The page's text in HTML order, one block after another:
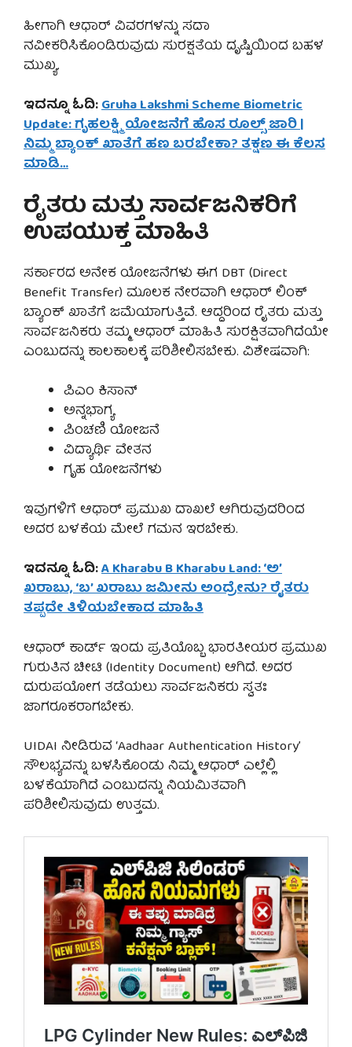
ಹೀಗಾಗಿ ಆಧಾರ್ ವಿವರಗಳನ್ನು ಸದಾ
ನವೀಕರಿಸಿಕೊಂಡಿರುವುದು ಸುರಕ್ಷತೆಯ ದೃಷ್ಟಿಯಿಂದ ಬಹಳ
ಮುಖ್ಯ.
ಇದನ್ನೂ ಓದಿ:Gruha Lakshmi Scheme Biometric
Update: ಗೃಹಲಕ್ಷ್ಮಿ ಯೋಜನೆಗೆ ಹೊಸ ರೂಲ್ಸ್ ಜಾರಿ |
ನಿಮ್ಮ ಬ್ಯಾಂಕ್ ಖಾತೆಗೆ ಹಣ ಬರಬೇಕಾ? ತಕ್ಷಣ ಈ ಕೆಲಸ
ಮಾಡಿ…
ರೈತರು ಮತ್ತು ಸಾರ್ವಜನಿಕರಿಗೆ
ಉಪಯುಕ್ತ ಮಾಹಿತಿ
ಸರ್ಕಾರದ ಅನೇಕ ಯೋಜನೆಗಳು ಈಗ DBT (Direct
Benefit Transfer) ಮೂಲಕ ನೇರವಾಗಿ ಆಧಾರ್ ಲಿಂಕ್
ಬ್ಯಾಂಕ್ ಖಾತೆಗೆ ಜಮೆಯಾಗುತ್ತಿವೆ. ಆದ್ದರಿಂದ ರೈತರು ಮತ್ತು
ಸಾರ್ವಜನಿಕರು ತಮ್ಮ ಆಧಾರ್ ಮಾಹಿತಿ ಸುರಕ್ಷಿತವಾಗಿದೆಯೇ
ಎಂಬುದನ್ನು ಕಾಲಕಾಲಕ್ಕೆ ಪರಿಶೀಲಿಸಬೇಕು. ವಿಶೇಷವಾಗಿ:
ಪಿಎಂ ಕಿಸಾನ್
ಅನ್ನಭಾಗ್ಯ
ಪಿಂಚಣಿ ಯೋಜನೆ
ವಿದ್ಯಾರ್ಥಿ ವೇತನ
ಗೃಹ ಯೋಜನೆಗಳು
ಇವುಗಳಿಗೆ ಆಧಾರ್ ಪ್ರಮುಖ ದಾಖಲೆ ಆಗಿರುವುದರಿಂದ
ಅದರ ಬಳಕೆಯ ಮೇಲೆ ಗಮನ ಇರಬೇಕು.
ಇದನ್ನೂ ಓದಿ:A Kharabu B Kharabu Land: ‘ಅ’
ಖರಾಬು, ‘ಬ’ ಖರಾಬು ಜಮೀನು ಅಂದ್ರೇನು? ರೈತರು
ತಪ್ಪದೇ ತಿಳಿಯಬೇಕಾದ ಮಾಹಿತಿ
ಆಧಾರ್ ಕಾರ್ಡ್ ಇಂದು ಪ್ರತಿಯೊಬ್ಬ ಭಾರತೀಯರ ಪ್ರಮುಖ
ಗುರುತಿನ ಚೀಟಿ (Identity Document) ಆಗಿದೆ. ಅದರ
ದುರುಪಯೋಗ ತಡೆಯಲು ಸಾರ್ವಜನಿಕರು ಸ್ವತಃ
ಜಾಗರೂಕರಾಗಬೇಕು.
UIDAI ನೀಡಿರುವ ‘Aadhaar Authentication History’
ಸೌಲಭ್ಯವನ್ನು ಬಳಸಿಕೊಂಡು ನಿಮ್ಮ ಆಧಾರ್ ಎಲ್ಲೆಲ್ಲಿ
ಬಳಕೆಯಾಗಿದೆ ಎಂಬುದನ್ನು ನಿಯಮಿತವಾಗಿ
ಪರಿಶೀಲಿಸುವುದು ಉತ್ತಮ.